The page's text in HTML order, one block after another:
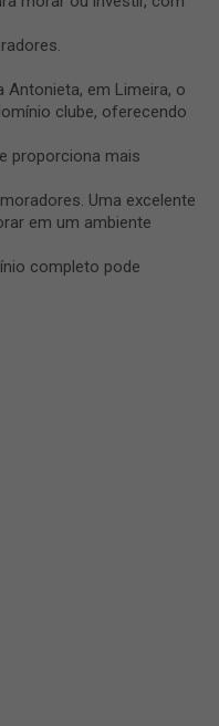
Antonieta, em Limeira, o
clube, oferecendo
proporciona mais
Uma excelente
em um ambiente
completo pode